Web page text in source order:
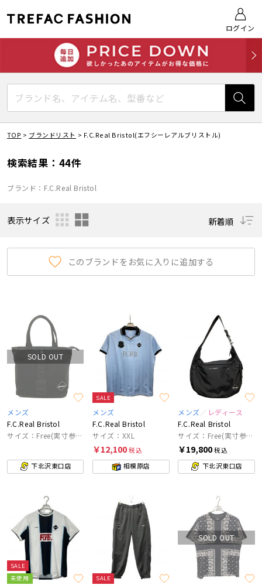
ログイン
TOP > ブランドリスト > F.C.Real Bristol(エフシーレアルブリストル)
検索結果：44件
ブランド：F.C.Real Bristol
表示サイズ 新着順
このブランドをお気に入りに追加する
SOLD OUT
メンズ
F.C.Real Bristol
サイズ：Free(実寸参照）
下北沢東口店
SALE
メンズ
F.C.Real Bristol
サイズ：XXL
￥12,100税込
相模原店
メンズ
レディース
F.C.Real Bristol
サイズ：Free(実寸参照）
￥19,800税込
下北沢東口店
SALE
未使用
SALE
SOLD OUT